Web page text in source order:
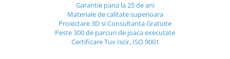
Echipamente fitness
Garantie pana la 25 de ani
Materiale de calitate superioara
Proiectare 3D si Consultanta Gratuite
Peste 300 de parcuri de joaca executate
Certificare Tuv Iscir, ISO 9001